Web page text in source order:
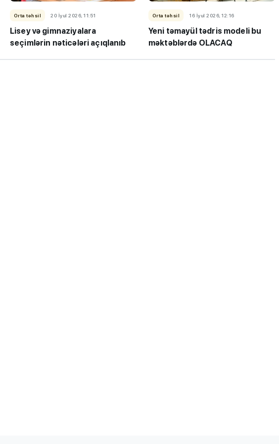
Orta təhsil 20 İyul 2026, 11:51
Lisey və gimnaziyalara
seçimlərin nəticələri açıqlanıb
Orta təhsil 16 İyul 2026, 12:16
Yeni təmayül tədris modeli bu
məktəblərdə OLACAQ